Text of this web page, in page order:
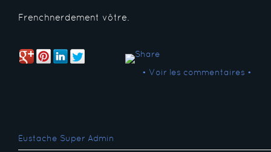
Frenchnerdement vôtre.
• Voir les commentaires •
Eustache Super Admin